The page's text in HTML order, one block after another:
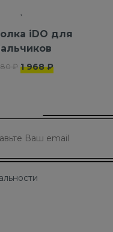
iDO для
₽ 1 968 ₽